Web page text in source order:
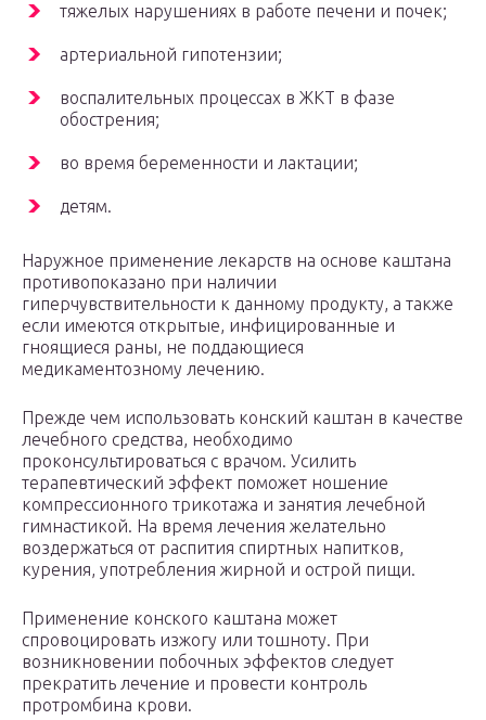
тяжелых нарушениях в работе печени и почек;
артериальной гипотензии;
воспалительных процессах в ЖКТ в фазе
обострения;
во время беременности и лактации;
детям.
Наружное применение лекарств на основе каштана
противопоказано при наличии
гиперчувствительности к данному продукту, а также
если имеются открытые, инфицированные и
гноящиеся раны, не поддающиеся
медикаментозному лечению.
Прежде чем использовать конский каштан в качестве
лечебного средства, необходимо
проконсультироваться с врачом. Усилить
терапевтический эффект поможет ношение
компрессионного трикотажа и занятия лечебной
гимнастикой. На время лечения желательно
воздержаться от распития спиртных напитков,
курения, употребления жирной и острой пищи.
Применение конского каштана может
спровоцировать изжогу или тошноту. При
возникновении побочных эффектов следует
прекратить лечение и провести контроль
протромбина крови.